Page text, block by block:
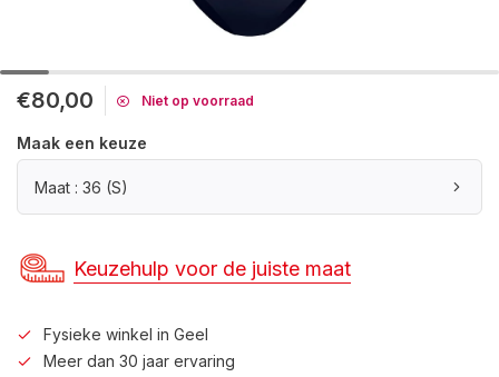
€80,00 Niet op voorraad
Maak een keuze
Maat : 36 (S)
Keuzehulp voor de juiste maat
Fysieke winkel in Geel
Meer dan 30 jaar ervaring